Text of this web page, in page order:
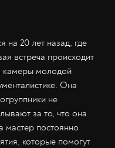
на 20 лет назад, где
встреча происходит
камеры молодой
Она
не
за то, что она
мастер постоянно
которые помогут